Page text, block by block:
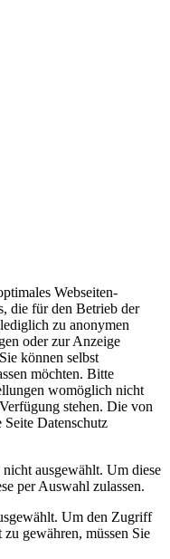
Webseiten-
die für den Betrieb der
zu anonymen
oder zur Anzeige
können selbst
möchten. Bitte
womöglich nicht
stehen. Die von
Datenschutz
ausgewählt. Um diese
per Auswahl zulassen.
Um den Zugriff
gewähren, müssen Sie